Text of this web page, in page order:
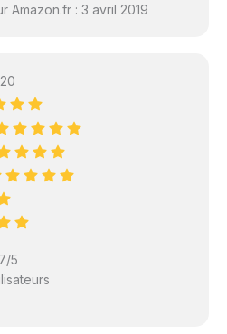
Amazon.fr : 3 avril 2019
5